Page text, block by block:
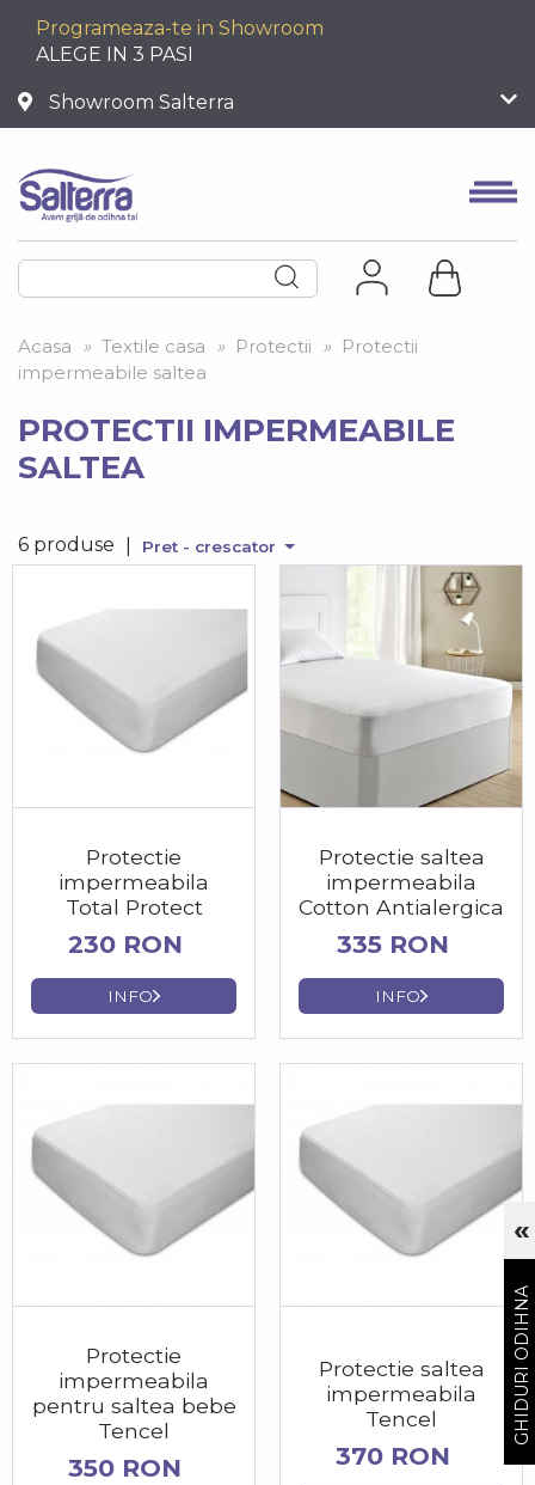
Programeaza-te in Showroom
ALEGE IN 3 PASI
Showroom Salterra
Acasa » Textile casa » Protectii » Protectii
impermeabile saltea
PROTECTII IMPERMEABILE
SALTEA
6 produse Pret - crescator
Protectie
impermeabila
Total Protect
230 RON
INFO
Protectie saltea
impermeabila
Cotton Antialergica
335 RON
INFO
Protectie
impermeabila
pentru saltea bebe
Tencel
350 RON
Protectie saltea
impermeabila
Tencel
370 RON
«
GHIDURI ODIHNA